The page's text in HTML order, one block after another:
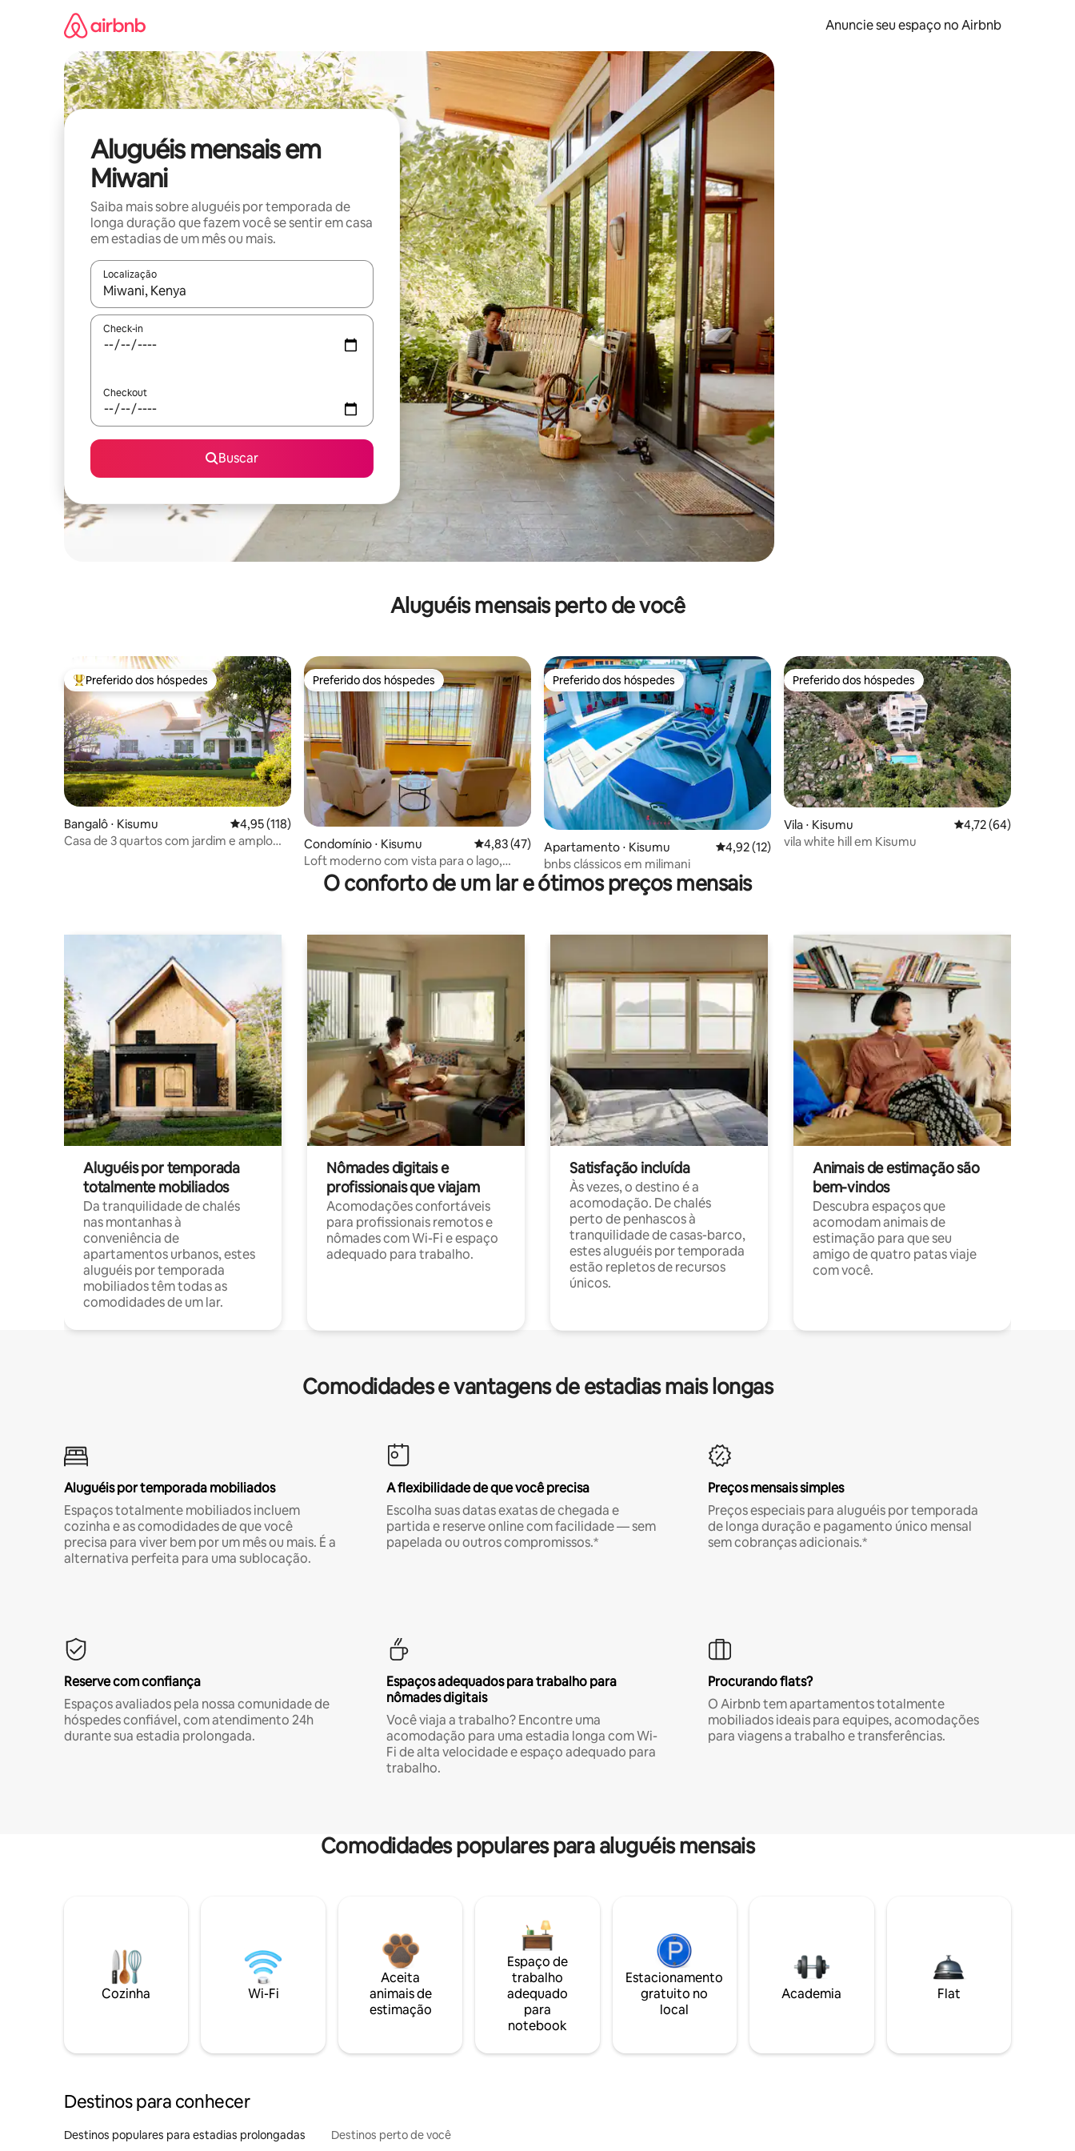
Anuncie seu espaço no Airbnb
Aluguéis mensais em
Miwani
Saiba mais sobre aluguéis por temporada de
longa duração que fazem você se sentir em casa
em estadias de um mês ou mais.
Localização
Quando os resultados estiverem disponíveis, explore-os usando as seta para cima e para baixo do teclado ou tocando e deslizando o dedo na tela.
Check-in
Checkout
Buscar
Aluguéis mensais perto de você
Entre os melhores preferidos dos hóspedes
Preferido dos hóspedes
Bangalô ⋅ Kisumu 4,95 de uma avaliação média de 5, 118 avaliações
4,95 (118)
Casa de 3 quartos com jardim e amplo
Preferido dos hóspedes
Preferido dos hóspedes
Condomínio ⋅ Kisumu 4,83 de uma avaliação média de 5, 47 avaliações
4,83 (47)
Loft moderno com vista para o lago,
horizonte e pôr do sol
Preferido dos hóspedes
Preferido dos hóspedes
Apartamento ⋅ Kisumu 4,92 de uma avaliação média de 5, 12 avaliações
4,92 (12)
bnbs clássicos em milimani
Preferido dos hóspedes
Preferido dos hóspedes
Vila ⋅ Kisumu 4,72 de uma
4,72 (64)
vila white hill em Kisumu
O conforto de um lar e ótimos preços mensais
Aluguéis por temporada
totalmente mobiliados
Da tranquilidade de chalés
nas montanhas à
conveniência de
apartamentos urbanos, estes
aluguéis por temporada
mobiliados têm todas as
comodidades de um lar.
Nômades digitais e
profissionais que viajam
Acomodações confortáveis
para profissionais remotos e
nômades com Wi-Fi e espaço
adequado para trabalho.
Satisfação incluída
Às vezes, o destino é a
acomodação. De chalés
perto de penhascos à
tranquilidade de casas-barco,
estes aluguéis por temporada
estão repletos de recursos
únicos.
Animais de estimação são
bem-vindos
Descubra espaços que
acomodam animais de
estimação para que seu
amigo de quatro patas viaje
com você.
Comodidades e vantagens de estadias mais longas
Aluguéis por temporada mobiliados
Espaços totalmente mobiliados incluem
cozinha e as comodidades de que você
precisa para viver bem por um mês ou mais. É a
alternativa perfeita para uma sublocação.
A flexibilidade de que você precisa
Escolha suas datas exatas de chegada e
partida e reserve online com facilidade — sem
papelada ou outros compromissos.*
Preços mensais simples
Preços especiais para aluguéis por temporada
de longa duração e pagamento único mensal
sem cobranças adicionais.*
Reserve com confiança
Espaços avaliados pela nossa comunidade de
hóspedes confiável, com atendimento 24h
durante sua estadia prolongada.
Espaços adequados para trabalho para
nômades digitais
Você viaja a trabalho? Encontre uma
acomodação para uma estadia longa com Wi-
Fi de alta velocidade e espaço adequado para
trabalho.
Procurando flats?
O Airbnb tem apartamentos totalmente
mobiliados ideais para equipes, acomodações
para viagens a trabalho e transferências.
Comodidades populares para aluguéis mensais
Cozinha Wi-Fi
Aceita
animais de
estimação
Espaço de
trabalho
adequado
para
notebook
Estacionamento
gratuito no
local
Academia Flat
Destinos para conhecer
Destinos populares para estadias prolongadas Destinos perto de você